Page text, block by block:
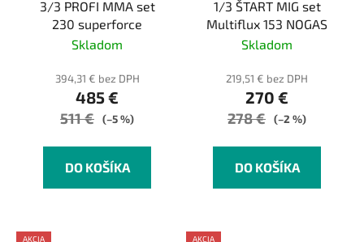
3/3 PROFI MMA set
230 superforce
Skladom
394,31 € bez DPH
485 €
511 € (–5 %)
DO KOŠÍKA
1/3 ŠTART MIG set
Multiflux 153 NOGAS
Skladom
219,51 € bez DPH
270 €
278 € (–2 %)
DO KOŠÍKA
AKCIA AKCIA